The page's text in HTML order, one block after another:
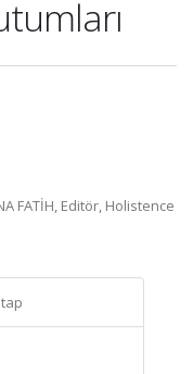
FATİH, Editör, Holistence